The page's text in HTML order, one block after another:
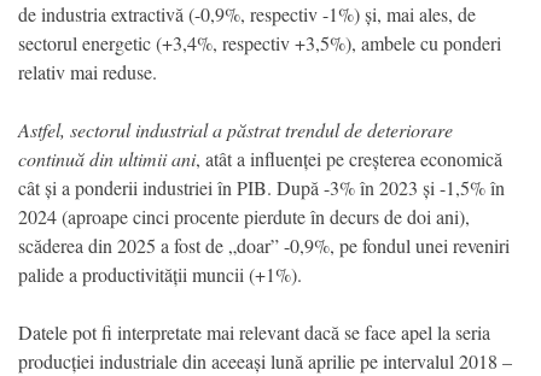
de industria extractivă (-0,9%, respectiv -1%) și, mai ales, de
sectorul energetic (+3,4%, respectiv +3,5%), ambele cu ponderi
relativ mai reduse.
Astfel, sectorul industrial a păstrat trendul de deteriorare
continuă din ultimii ani, atât a influenței pe creșterea economică
cât și a ponderii industriei în PIB. După -3% în 2023 și -1,5% în
2024 (aproape cinci procente pierdute în decurs de doi ani),
scăderea din 2025 a fost de „doar” -0,9%, pe fondul unei reveniri
palide a productivității muncii (+1%).
Datele pot fi interpretate mai relevant dacă se face apel la seria
producției industriale din aceeași lună aprilie pe intervalul 2018 –